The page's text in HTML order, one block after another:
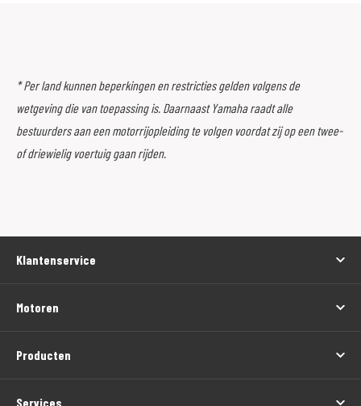
* Per land kunnen beperkingen en restricties gelden volgens de
wetgeving die van toepassing is. Daarnaast Yamaha raadt alle
bestuurders aan een motorrijopleiding te volgen voordat zij op een twee-
of driewielig voertuig gaan rijden.
Klantenservice
Motoren
Producten
Services